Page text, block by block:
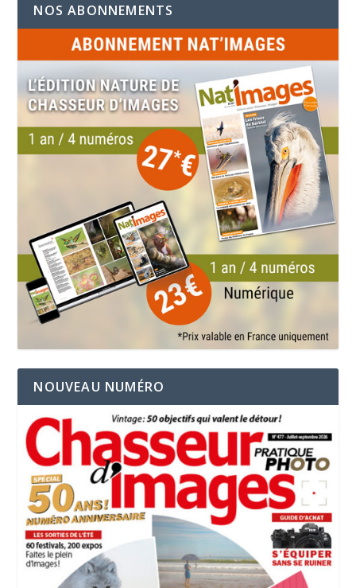
NOS ABONNEMENTS
NOUVEAU NUMÉRO